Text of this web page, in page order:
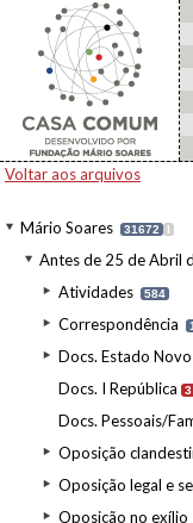
Voltar aos arquivos
Mário Soares 31672 I
Antes de 25 de Abril
Atividades 584
Correspondência
Docs. Estado Novo
Docs. I República 3
Docs. Pessoais/
Oposição
Oposição legal e
Oposição no exílio